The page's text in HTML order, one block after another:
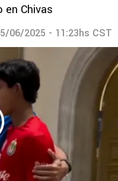
en Chivas
06/2025 - 11:23hs CST